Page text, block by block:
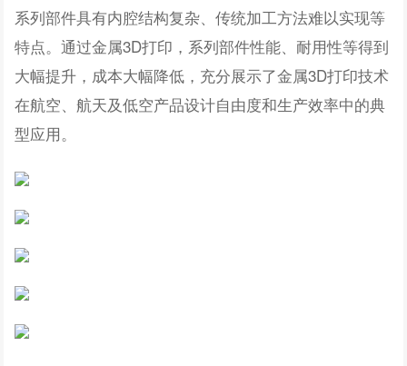
系列部件具有内腔结构复杂、传统加工方法难以实现等
特点。通过金属3D打印，系列部件性能、耐用性等得到
大幅提升，成本大幅降低，充分展示了金属3D打印技术
在航空、航天及低空产品设计自由度和生产效率中的典
型应用。